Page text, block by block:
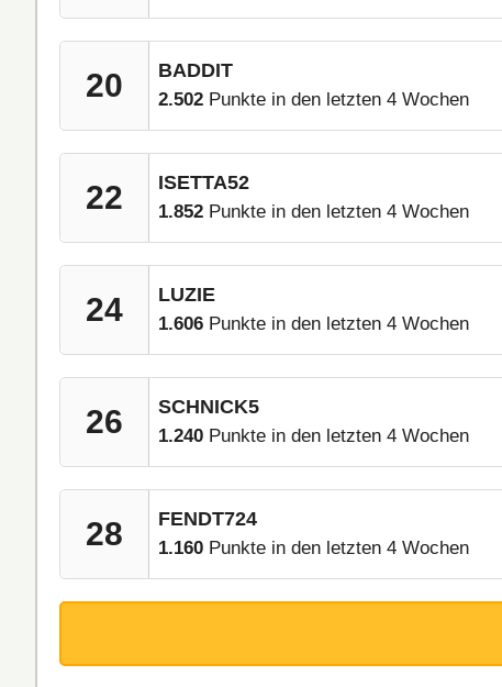
20 BADDIT
2.502 Punkte in den letzten 4 Wochen
22 ISETTA52
1.852 Punkte in den letzten 4 Wochen
24 LUZIE
1.606 Punkte in den letzten 4 Wochen
26 SCHNICK5
1.240 Punkte in den letzten 4 Wochen
28 FENDT724
1.160 Punkte in den letzten 4 Wochen